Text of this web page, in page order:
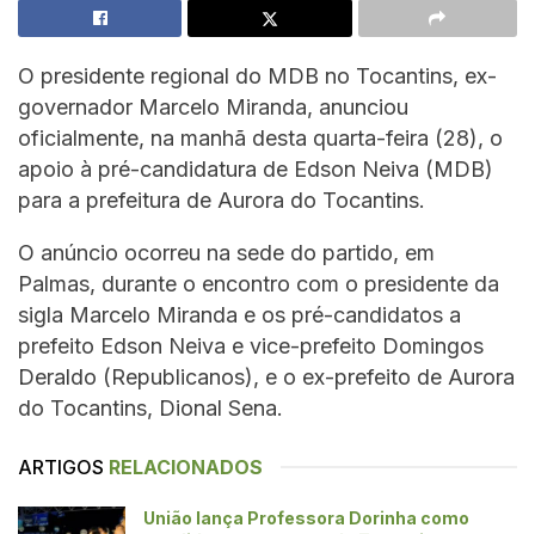
O presidente regional do MDB no Tocantins, ex-
governador Marcelo Miranda, anunciou
oficialmente, na manhã desta quarta-feira (28), o
apoio à pré-candidatura de Edson Neiva (MDB)
para a prefeitura de Aurora do Tocantins.
O anúncio ocorreu na sede do partido, em
Palmas, durante o encontro com o presidente da
sigla Marcelo Miranda e os pré-candidatos a
prefeito Edson Neiva e vice-prefeito Domingos
Deraldo (Republicanos), e o ex-prefeito de Aurora
do Tocantins, Dional Sena.
ARTIGOS RELACIONADOS
União lança Professora Dorinha como